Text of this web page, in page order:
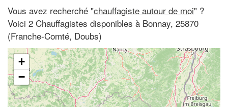
Vous avez recherché "chauffagiste autour de moi" ?
Voici 2 Chauffagistes disponibles à Bonnay, 25870
(Franche-Comté, Doubs)
+
−